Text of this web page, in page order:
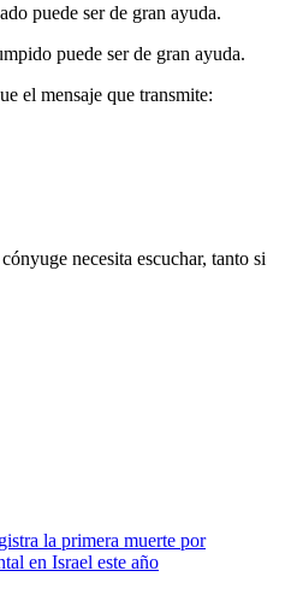
puede ser de gran ayuda.
puede ser de gran ayuda.
el mensaje que transmite:
necesita escuchar, tanto si